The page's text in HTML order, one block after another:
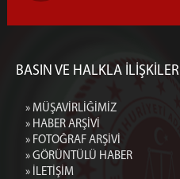
BASIN VE HALKLA İLİŞKİLER
» MÜŞAVİRLİĞİMİZ
» HABER ARŞİVİ
» FOTOĞRAF ARŞİVİ
» GÖRÜNTÜLÜ HABER
» İLETİŞİM